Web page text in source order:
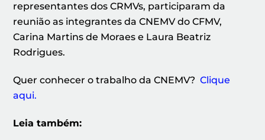
representantes dos CRMVs, participaram da
reunião as integrantes da CNEMV do CFMV,
Carina Martins de Moraes e Laura Beatriz
Rodrigues.
Quer conhecer o trabalho da CNEMV?Clique
aqui.
Leia também: